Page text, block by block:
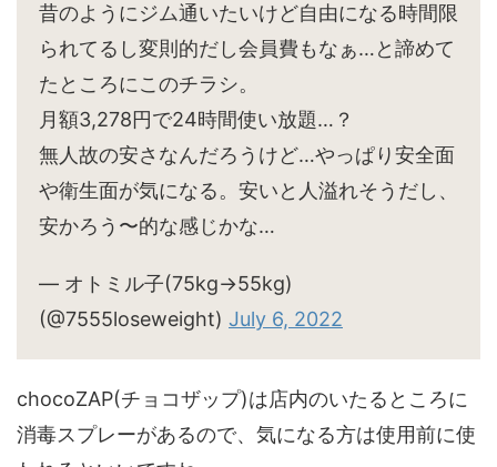
昔のようにジム通いたいけど自由になる時間限
られてるし変則的だし会員費もなぁ…と諦めて
たところにこのチラシ。
月額3,278円で24時間使い放題…？
無人故の安さなんだろうけど…やっぱり安全面
や衛生面が気になる。安いと人溢れそうだし、
安かろう〜的な感じかな…
— オトミル子(75kg→55kg)
(@7555loseweight) July 6, 2022
chocoZAP(チョコザップ)は店内のいたるところに
消毒スプレーがあるので、気になる方は使用前に使